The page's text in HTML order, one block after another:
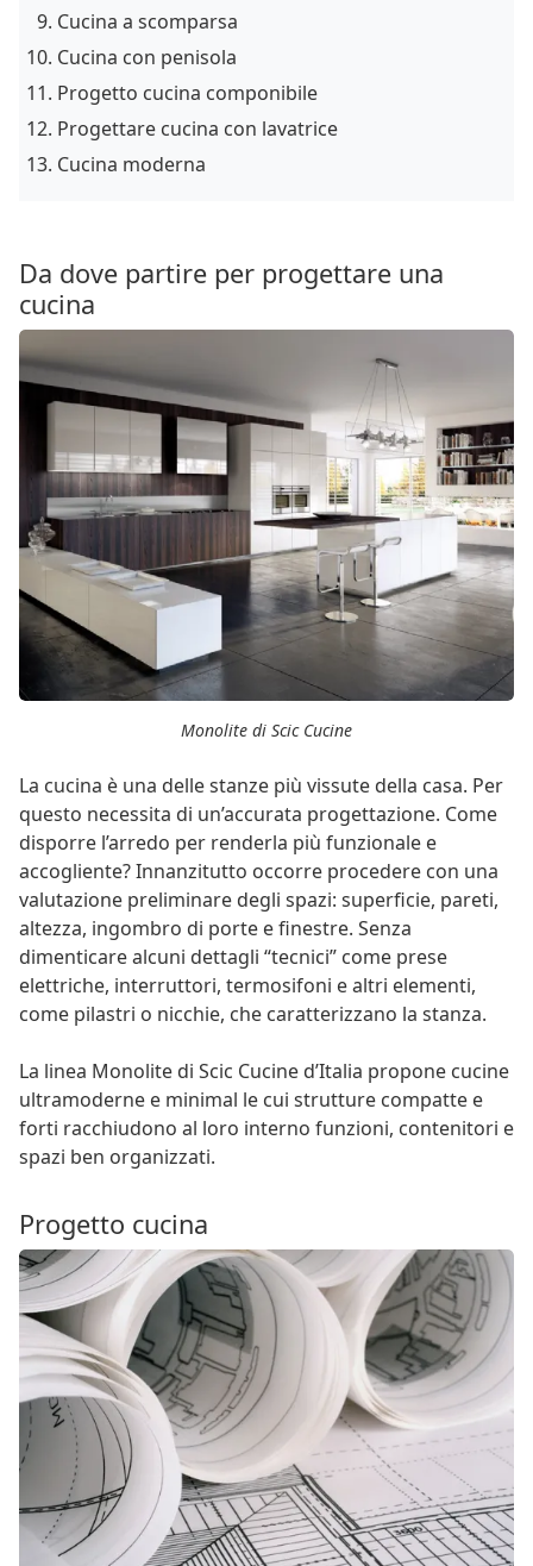
Cucina a scomparsa
Cucina con penisola
Progetto cucina componibile
Progettare cucina con lavatrice
Cucina moderna
Da dove partire per progettare una
cucina
Monolite di Scic Cucine
La cucina è una delle stanze più vissute della casa. Per
questo necessita di un’accurata progettazione. Come
disporre l’arredo per renderla più funzionale e
accogliente? Innanzitutto occorre procedere con una
valutazione preliminare degli spazi: superficie, pareti,
altezza, ingombro di porte e finestre. Senza
dimenticare alcuni dettagli “tecnici” come prese
elettriche, interruttori, termosifoni e altri elementi,
come pilastri o nicchie, che caratterizzano la stanza.
La linea Monolite di Scic Cucine d’Italia propone cucine
ultramoderne e minimal le cui strutture compatte e
forti racchiudono al loro interno funzioni, contenitori e
spazi ben organizzati.
Progetto cucina